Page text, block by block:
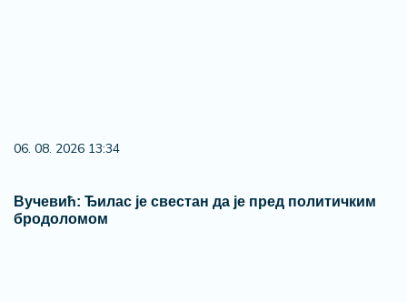
06. 08. 2026 13:34
Вучевић: Ђилас је свестан да је пред политичким
бродоломом